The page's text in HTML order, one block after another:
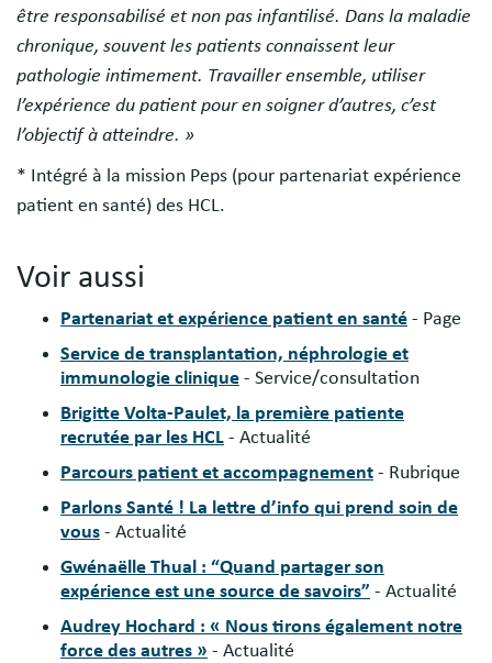
être responsabilisé et non pas infantilisé. Dans la maladie
chronique, souvent les patients connaissent leur
pathologie intimement. Travailler ensemble, utiliser
l’expérience du patient pour en soigner d’autres, c’est
l’objectif à atteindre. »
* Intégré à la mission Peps (pour partenariat expérience
patient en santé) des HCL.
Voir aussi
Partenariat et expérience patient en santé - Page
Service de transplantation, néphrologie et
immunologie clinique - Service/consultation
Brigitte Volta-Paulet, la première patiente
recrutée par les HCL - Actualité
Parcours patient et accompagnement - Rubrique
Parlons Santé ! La lettre d’info qui prend soin de
vous - Actualité
Gwénaëlle Thual : “Quand partager son
expérience est une source de savoirs” - Actualité
Audrey Hochard : « Nous tirons également notre
force des autres » - Actualité